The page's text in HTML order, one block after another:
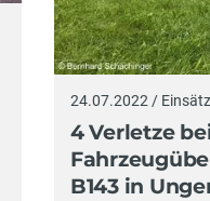
24.07.2022 /
4 Verletze
B143 in